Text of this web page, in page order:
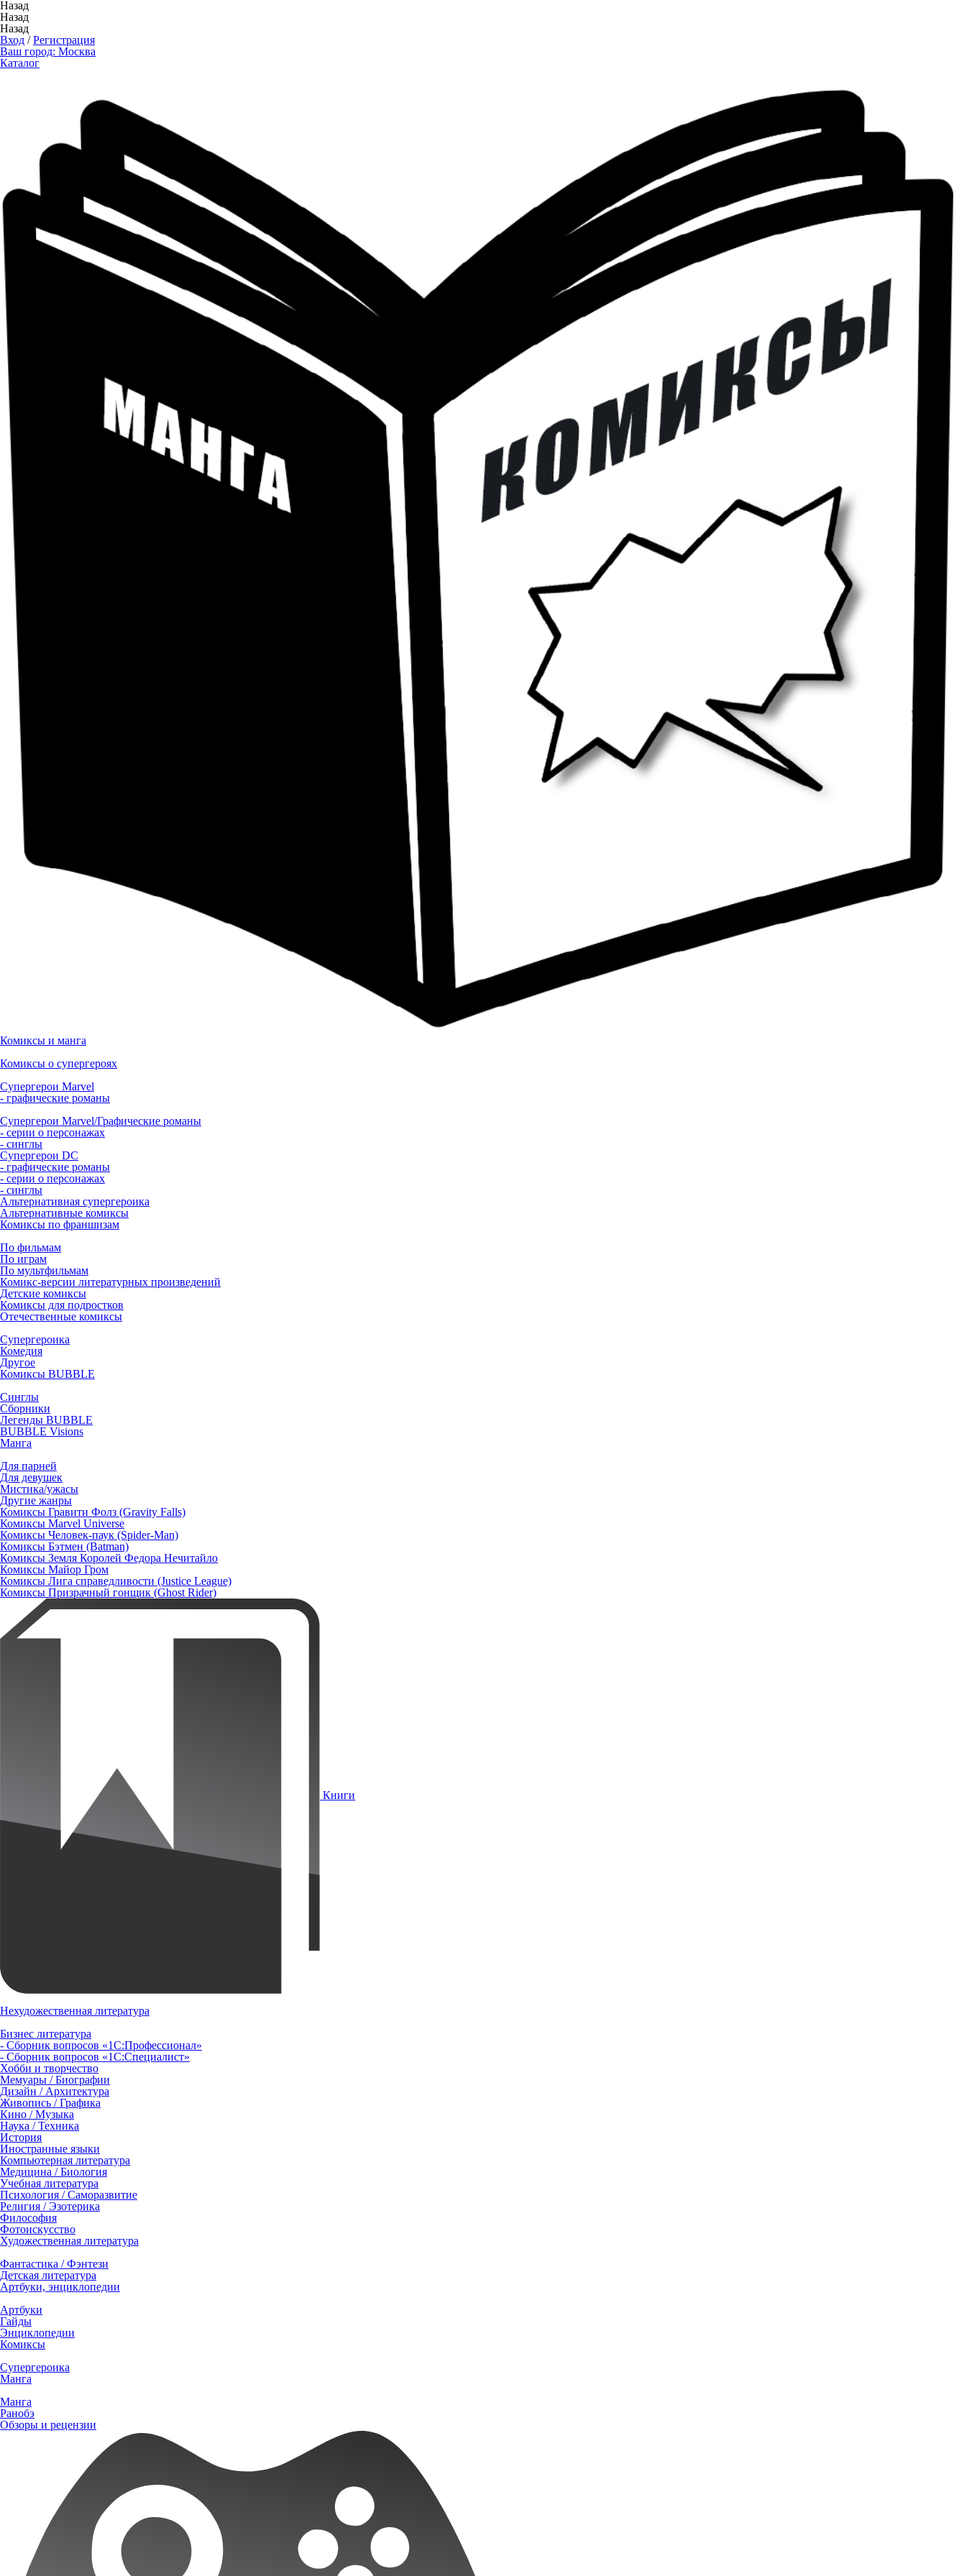
Назад
Назад
Назад
Вход /Регистрация
Ваш город: Москва
Каталог
Комиксы и манга
Комиксы о супергероях
Супергерои Marvel
- графические романы
Супергерои Marvel/Графические романы
- серии о персонажах
- синглы
Супергерои DC
- графические романы
- серии о персонажах
- синглы
Альтернативная супергероика
Альтернативные комиксы
Комиксы по франшизам
По фильмам
По играм
По мультфильмам
Комикс-версии литературных произведений
Детские комиксы
Комиксы для подростков
Отечественные комиксы
Супергероика
Комедия
Другое
Комиксы BUBBLE
Синглы
Сборники
Легенды BUBBLE
BUBBLE Visions
Манга
Для парней
Для девушек
Мистика/ужасы
Другие жанры
Комиксы Гравити Фолз (Gravity Falls)
Комиксы Marvel Universe
Комиксы Человек-паук (Spider-Man)
Комиксы Бэтмен (Batman)
Комиксы Земля Королей Федора Нечитайло
Комиксы Майор Гром
Комиксы Лига справедливости (Justice League)
Комиксы Призрачный гонщик (Ghost Rider)
Книги
Нехудожественная литература
Бизнес литература
- Сборник вопросов «1С:Профессионал»
- Сборник вопросов «1С:Специалист»
Хобби и творчество
Мемуары / Биографии
Дизайн / Архитектура
Живопись / Графика
Кино / Музыка
Наука / Техника
История
Иностранные языки
Компьютерная литература
Медицина / Биология
Учебная литература
Психология / Саморазвитие
Религия / Эзотерика
Философия
Фотоискусство
Художественная литература
Фантастика / Фэнтези
Детская литература
Артбуки, энциклопедии
Артбуки
Гайды
Энциклопедии
Комиксы
Супергероика
Манга
Манга
Ранобэ
Обзоры и рецензии